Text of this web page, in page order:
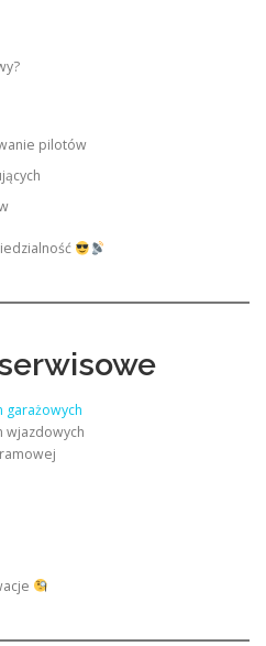
pilotów
garażowych
wjazdowych